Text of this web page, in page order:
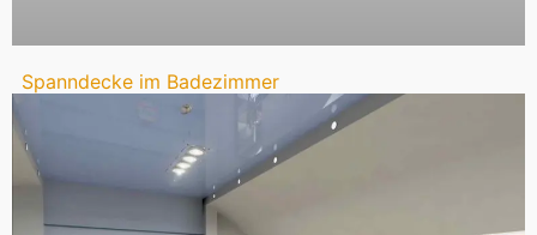
Spanndecke im Badezimmer